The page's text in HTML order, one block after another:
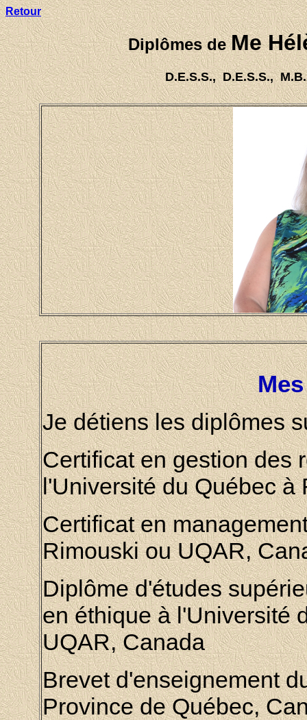
Retour
Diplômes deMe
D.E.S.S., D.E.S.S.,
Je détiens les diplômes
Certificat en gestion des
l'Université du Québec à
Certificat en
Rimouski ou UQAR,
Diplôme d'études
en éthique àl'Université
UQAR, Canada
Brevet d'enseignement
Province de Québec,